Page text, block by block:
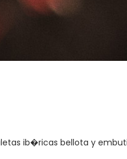
ib�ricas bellota y